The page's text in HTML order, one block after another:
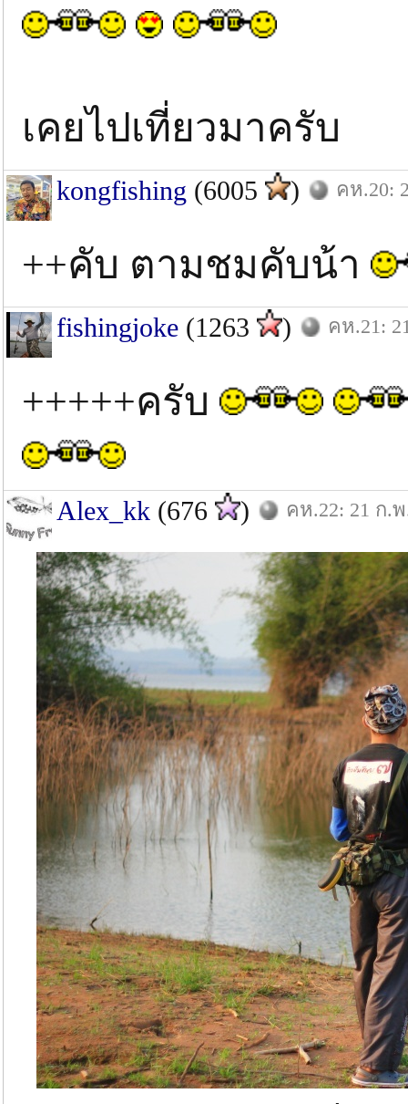
เคยไปเที่ยวมาครับ
kongfishing (6005 ) คห.20:
++คับ ตามชมคับน้า
fishingjoke (1263 ) คห.21:
+++++ครับ
Alex_kk (676 ) คห.22: 21 ก.